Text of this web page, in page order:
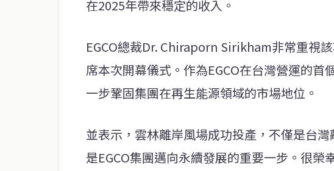
在2025年帶來穩定的收入。
EGCO總裁Dr. Chiraporn Sirikham非常重視
席本次開幕儀式。作為EGCO在台灣營運的
一步鞏固集團在再生能源領域的市場地位。
並表示，雲林離岸風場成功投產，不僅是台
是EGCO集團邁向永續發展的重要一步。很